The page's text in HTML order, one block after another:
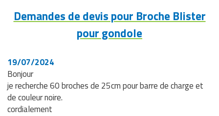
Demandes de devis pour Broche Blister
pour gondole
19/07/2024
Bonjour
je recherche 60 broches de 25cm pour barre de charge et
de couleur noire.
cordialement